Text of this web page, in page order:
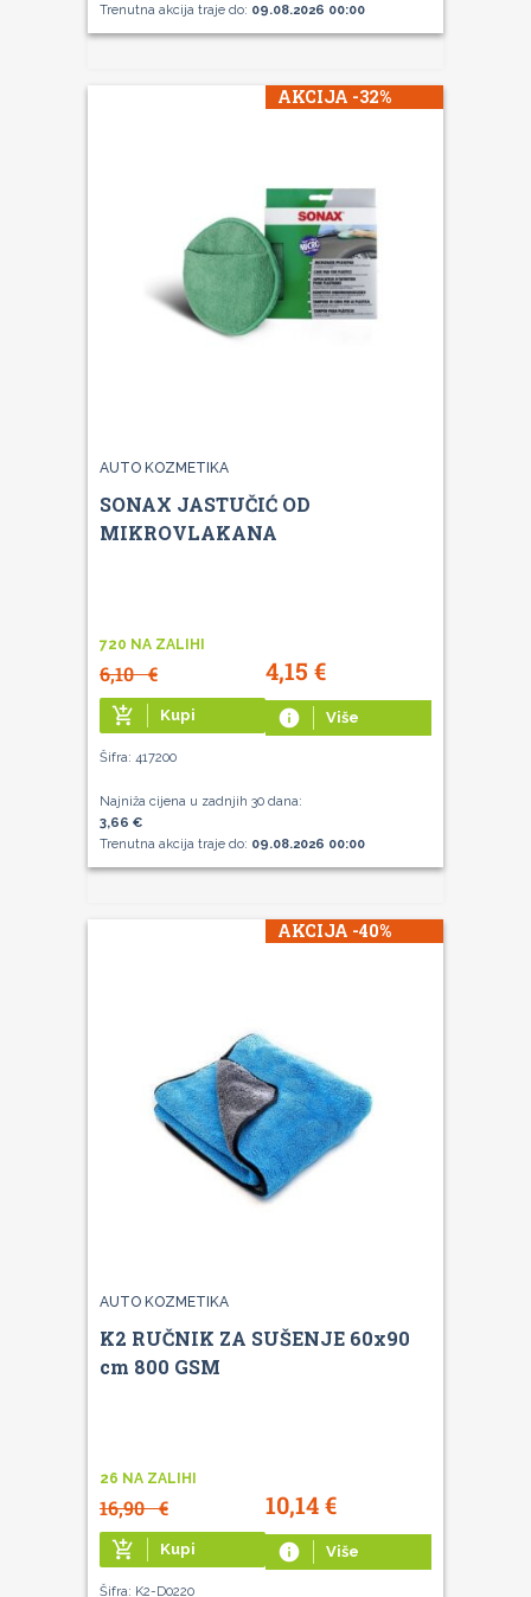
Trenutna akcija traje do: 09.08.2026 00:00
AKCIJA -32%
AUTO KOZMETIKA
SONAX JASTUČIĆ OD
MIKROVLAKANA
720 NA ZALIHI
6,10€ 4,15 €
add_shopping_cart Kupi info Više
Šifra: 417200
Najniža cijena u zadnjih 30 dana:
3,66 €
Trenutna akcija traje do: 09.08.2026 00:00
AKCIJA -40%
AUTO KOZMETIKA
K2 RUČNIK ZA SUŠENJE 60x90
cm 800 GSM
26 NA ZALIHI
16,90€ 10,14€
add_shopping_cart Kupi info Više
Šifra: K2-D0220